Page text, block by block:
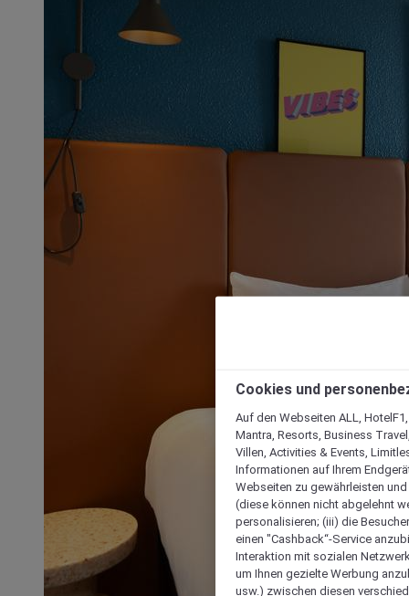
Cookies und
Auf den Webseiten ALL,
Mantra, Resorts, Business
Villen, Activities & Events,
Informationen auf Ihrem
Webseiten zu gewährleisten
(diese können nicht abgelehnt
personalisieren; (iii) die
einen "Cashback“-Service
Interaktion mit sozialen
um Ihnen gezielte Werbung
usw.) zwischen diesen